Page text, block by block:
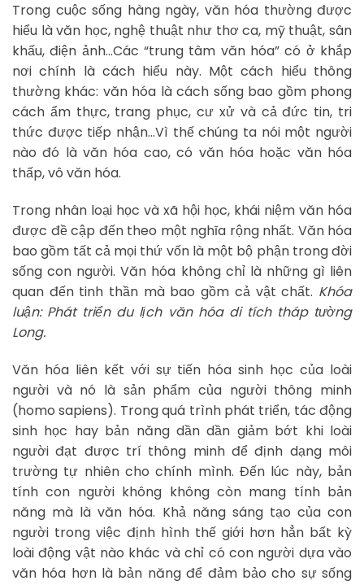
Trong cuộc sống hàng ngày, văn hóa thường được
hiểu là văn học, nghệ thuật như thơ ca, mỹ thuật, sân
khấu, điện ảnh…Các “trung tâm văn hóa” có ở khắp
nơi chính là cách hiểu này. Một cách hiểu thông
thường khác: văn hóa là cách sống bao gồm phong
cách ẩm thực, trang phục, cư xử và cả đức tin, tri
thức được tiếp nhận…Vì thế chúng ta nói một người
nào đó là văn hóa cao, có văn hóa hoặc văn hóa
thấp, vô văn hóa.
Trong nhân loại học và xã hội học, khái niệm văn hóa
được đề cập đến theo một nghĩa rộng nhất. Văn hóa
bao gồm tất cả mọi thứ vốn là một bộ phận trong đời
sống con người. Văn hóa không chỉ là những gì liên
quan đến tinh thần mà bao gồm cả vật chất. Khóa
luận: Phát triển du lịch văn hóa di tích tháp tường
Long.
Văn hóa liên kết với sự tiến hóa sinh học của loài
người và nó là sản phẩm của người thông minh
(homo sapiens). Trong quá trình phát triển, tác động
sinh học hay bản năng dần dần giảm bớt khi loài
người đạt được trí thông minh để định dạng môi
trường tự nhiên cho chính mình. Đến lúc này, bản
tính con người không không còn mang tính bản
năng mà là văn hóa. Khả năng sáng tạo của con
người trong việc định hình thế giới hơn hẳn bất kỳ
loài động vật nào khác và chỉ có con người dựa vào
văn hóa hơn là bản năng để đảm bảo cho sự sống